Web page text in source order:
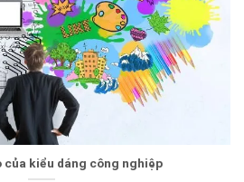
của kiểu dáng công nghiệp